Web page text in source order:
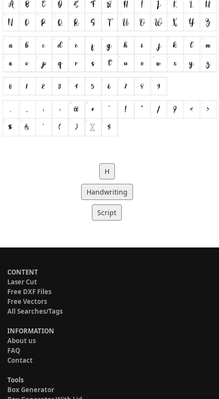
H
Handwriting
Script
CONTENT
Laser Cut
Free DXF Files
Free Vectors
All Searches/Tags
INFORMATION
About us
FAQ
Contact
Tools
Box Generator